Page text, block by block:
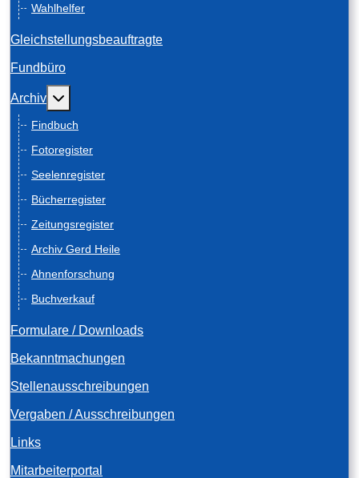
Wahlhelfer
Gleichstellungsbeauftragte
Fundbüro
Archiv Weitere Informationen: Archiv
Findbuch
Fotoregister
Seelenregister
Bücherregister
Zeitungsregister
Archiv Gerd Heile
Ahnenforschung
Buchverkauf
Formulare / Downloads
Bekanntmachungen
Stellenausschreibungen
Vergaben / Ausschreibungen
Links
Mitarbeiterportal